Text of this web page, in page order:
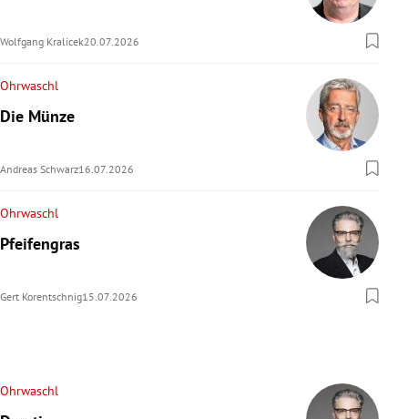
Wolfgang Kralicek20.07.2026
Ohrwaschl
Die Münze
Andreas Schwarz16.07.2026
Ohrwaschl
Pfeifengras
Gert Korentschnig15.07.2026
Ohrwaschl